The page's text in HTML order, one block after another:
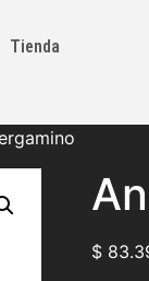
Tienda
$